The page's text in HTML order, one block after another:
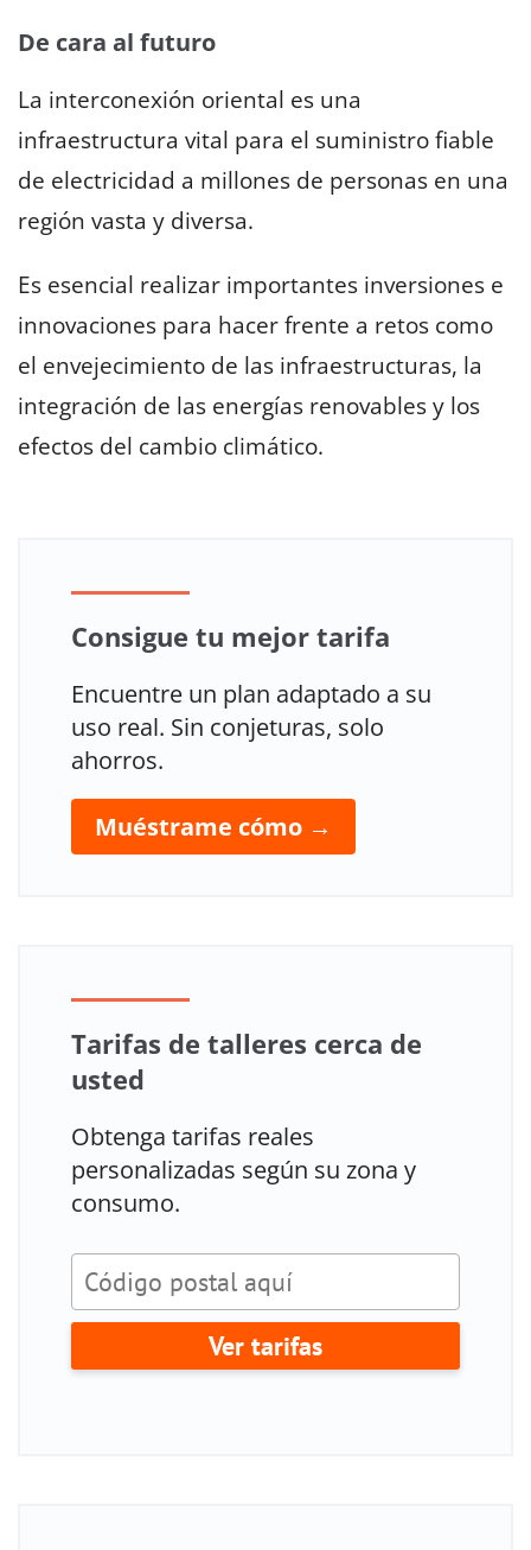
De cara al futuro
La interconexión oriental es una
infraestructura vital para el suministro fiable
de electricidad a millones de personas en una
región vasta y diversa.
Es esencial realizar importantes inversiones e
innovaciones para hacer frente a retos como
el envejecimiento de las infraestructuras, la
integración de las energías renovables y los
efectos del cambio climático.
Consigue tu mejor tarifa
Encuentre un plan adaptado a su
uso real. Sin conjeturas, solo
ahorros.
Muéstrame cómo →
Tarifas de talleres cerca de
usted
Obtenga tarifas reales
personalizadas según su zona y
consumo.
Ver tarifas